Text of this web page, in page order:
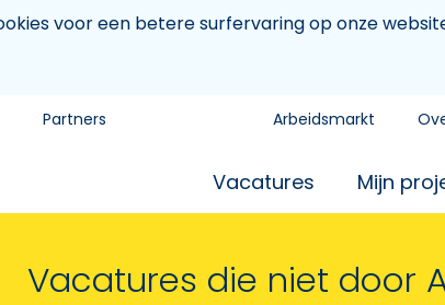
voor een betere surfervaring op onze
Partners Arbeidsmarkt
Vacatures Mijn
Vacatures die niet door